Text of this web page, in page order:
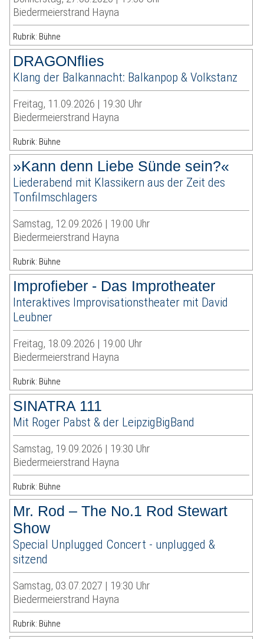
Biedermeierstrand Hayna
Rubrik: Bühne
DRAGONflies
Klang der Balkannacht: Balkanpop & Volkstanz
Freitag, 11.09.2026 | 19:30 Uhr
Biedermeierstrand Hayna
Rubrik: Bühne
»Kann denn Liebe Sünde sein?«
Liederabend mit Klassikern aus der Zeit des
Tonfilmschlagers
Samstag, 12.09.2026 | 19:00 Uhr
Biedermeierstrand Hayna
Rubrik: Bühne
Improfieber - Das Improtheater
Interaktives Improvisationstheater mit David
Leubner
Freitag, 18.09.2026 | 19:00 Uhr
Biedermeierstrand Hayna
Rubrik: Bühne
SINATRA 111
Mit Roger Pabst & der LeipzigBigBand
Samstag, 19.09.2026 | 19:30 Uhr
Biedermeierstrand Hayna
Rubrik: Bühne
Mr. Rod – The No.1 Rod Stewart
Show
Special Unplugged Concert - unplugged &
sitzend
Samstag, 03.07.2027 | 19:30 Uhr
Biedermeierstrand Hayna
Rubrik: Bühne